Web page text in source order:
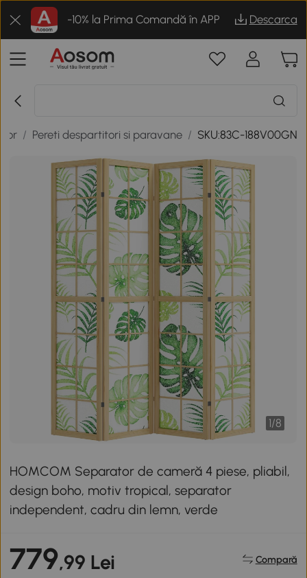
-10% la Prima Comandă în APP Descarca
/ Pereti despartitori si paravane / SKU:83C-188V00GN
1/8
HOMCOM Separator de cameră 4 piese, pliabil,
design boho, motiv tropical, separator
independent, cadru din lemn, verde
779,99 Lei Compară